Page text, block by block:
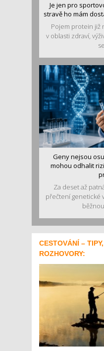
Je jen pro
stravě ho mám
Pojem protein již
v oblasti zdraví,
Geny nejsou
mohou odhalit
Za deset až
přečtení genetické
CESTOVÁNÍ –
ROZHOVORY: